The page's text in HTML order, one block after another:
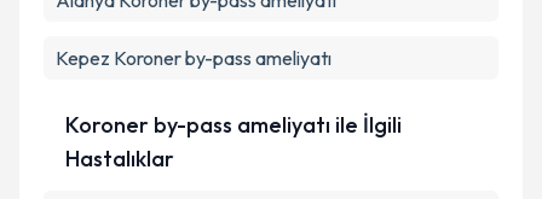
Takvim Talebini Gönder
Kepez Koroner by-pass ameliyatı
Koroner by-pass ameliyatı ile İlgili
Hastalıklar